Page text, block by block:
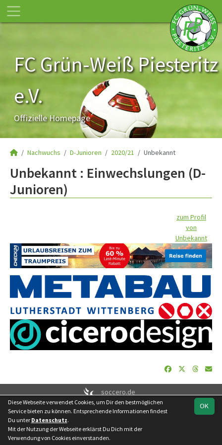
FC Grün-Weiß Piesteritz
e.V.
Offizielle Homepage
Nachwuchs D-Junioren 2020/21 Unbekannt
Unbekannt : Einwechslungen (D-
Junioren)
zum Profil
von
Unbekannt
soccero.de
© 2006 - 2026
Besucherstatistik Geburtstage Impressum
Datenschutz
Kontakt
OK
Diese Webseite verwendet Cookies, um Dir den bestmöglichen
Service bieten zu können. Entsprechende Informationen findest
Du unter Datenschutz.
Mit der Nutzung der Webseite erklärst Du Dich mit der
Verwendung von Cookies einverstanden.